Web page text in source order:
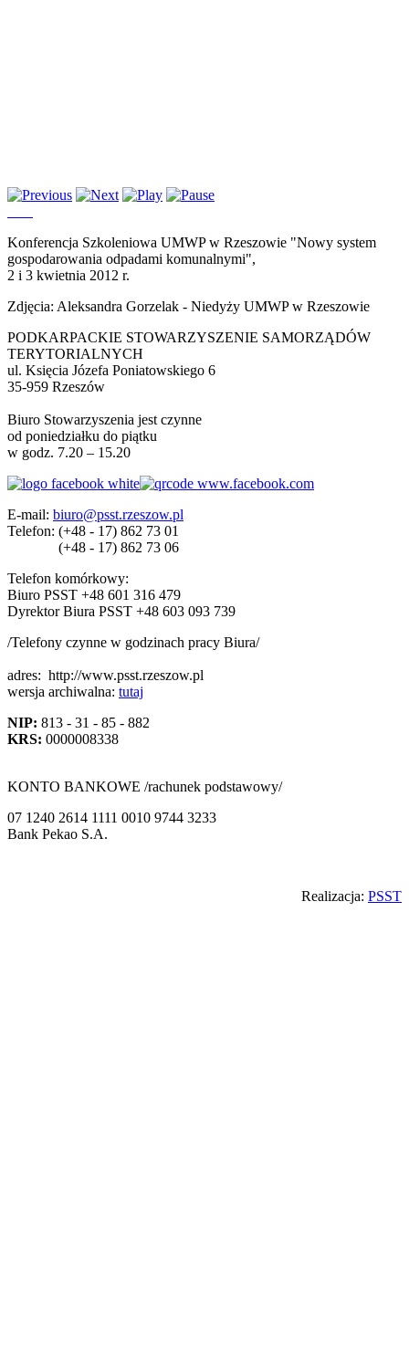
Konferencja Szkoleniowa UMWP w Rzeszowie "Nowy system
gospodarowania odpadami komunalnymi",
2 i 3 kwietnia 2012 r.
Zdjęcia: Aleksandra Gorzelak - Niedyży UMWP w Rzeszowie
PODKARPACKIE STOWARZYSZENIE SAMORZĄDÓW
TERYTORIALNYCH
ul. Księcia Józefa Poniatowskiego 6
35-959 Rzeszów
Biuro Stowarzyszenia jest czynne
od poniedziałku do piątku
w godz. 7.20 – 15.20
E-mail: biuro@psst.rzeszow.pl
Telefon: (+48 - 17) 862 73 01
(+48 - 17) 862 73 06
Telefon komórkowy:
Biuro PSST +48 601 316 479
Dyrektor Biura PSST +48 603 093 739
/Telefony czynne w godzinach pracy Biura/
adres: http://www.psst.rzeszow.pl
wersja archiwalna: tutaj
NIP: 813 - 31 - 85 - 882
KRS: 0000008338
KONTO BANKOWE /rachunek podstawowy/
07 1240 2614 1111 0010 9744 3233
Bank Pekao S.A.
Realizacja: PSST